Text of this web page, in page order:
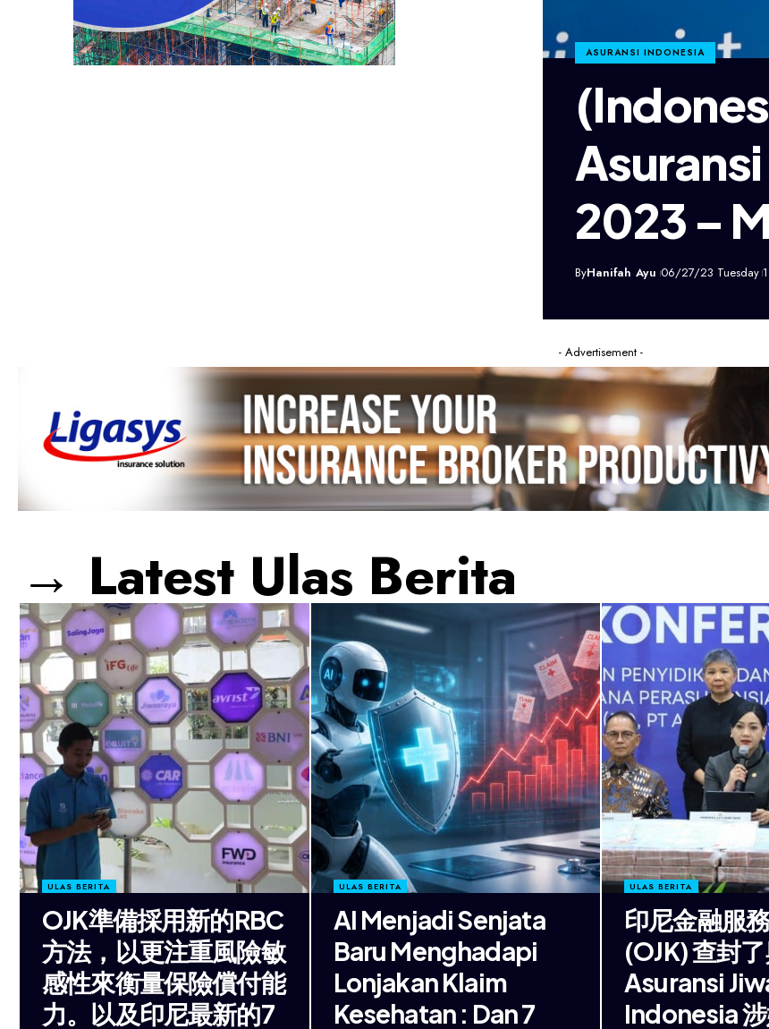
ASURANSI INDONESIA
2023 –
ByHanifah Ayu 06/27/23 Tuesday
- Advertisement -
→ Latest Ulas Berita
ULAS BERITA
OJK準備採用新的RBC
方法，以更注重風險敏
感性來衡量保險償付能
力。以及印尼最新的7
ULAS BERITA
AI Menjadi Senjata
Baru Menghadapi
Lonjakan Klaim
Kesehatan : Dan 7
ULAS BERITA
印尼金融服
(OJK) 查封
Asuransi
Indonesia